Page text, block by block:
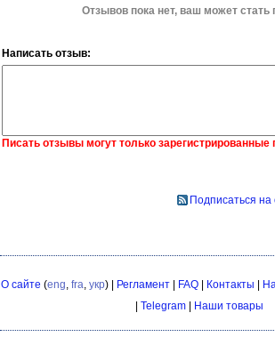
Отзывов пока нет, ваш может
Написать отзыв:
Писать отзывы могут только зарегистрированные
Подписаться
О сайте (eng fra укр) | Регламент| FAQ| Контакты |
| Telegram | Наши товары